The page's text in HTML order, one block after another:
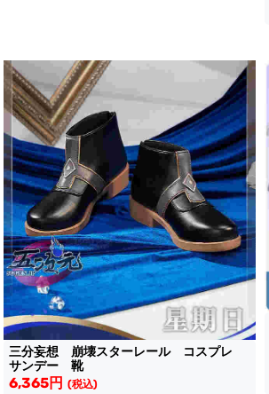
三分妄想 崩壊スターレール コスプレ
サンデー 靴
6,365円 (税込)